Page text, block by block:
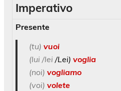
Imperativo
Presente
(tu) vuoi
(lui /lei/Lei) voglia
(noi) vogliamo
(voi) volete